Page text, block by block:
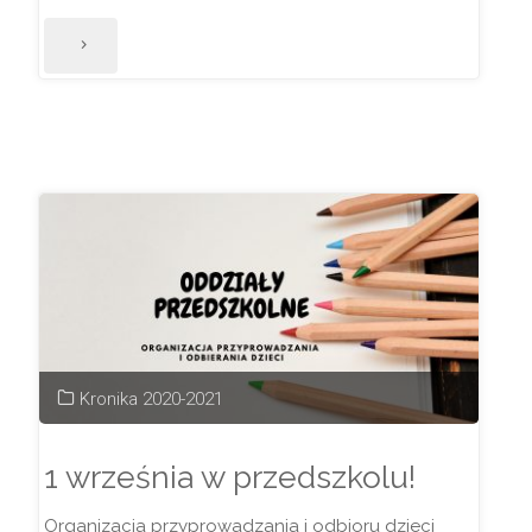
"Można
Kronika 2020-2021
1 września w przedszkolu!
Organizacja przyprowadzania i odbioru dzieci